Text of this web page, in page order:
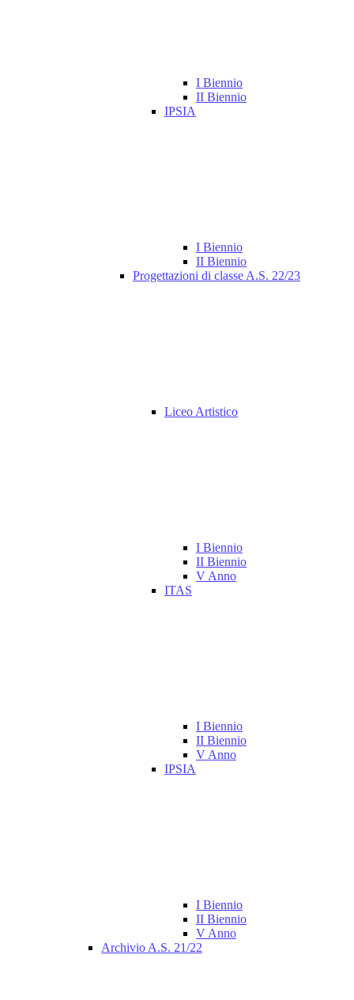
I Biennio
II Biennio
IPSIA
I Biennio
II Biennio
Progettazioni di classe A.S. 22/23
Liceo Artistico
I Biennio
II Biennio
V Anno
ITAS
I Biennio
II Biennio
V Anno
IPSIA
I Biennio
II Biennio
V Anno
Archivio A.S. 21/22